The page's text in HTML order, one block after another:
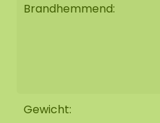
Brandhemmend:
Gewicht: